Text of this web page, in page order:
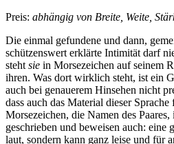
Preis: abhängig von Breite, Weite,
Die einmal gefundene und dann,
schützenswert erklärte Intimität darf
steht sie in Morsezeichen auf seinem
ihren. Was dort wirklich steht, ist ein
auch bei genauerem Hinsehen nicht
dass auch das Material dieser
Morsezeichen, die Namen des
geschrieben und beweisen auch: eine
laut, sondern kann ganz leise und für